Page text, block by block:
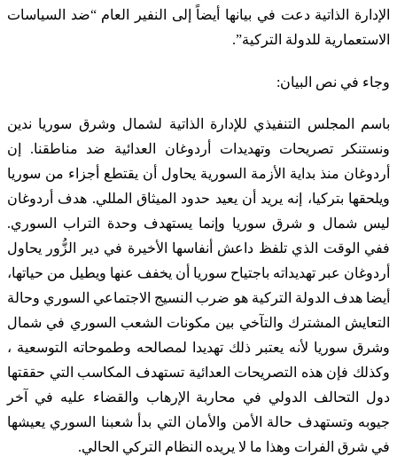
الإدارة الذاتية دعت في بيانها أيضاً إلى النفير العام “ضد السياسات
الاستعمارية للدولة التركية”.
وجاء في نص البيان:
باسم المجلس التنفيذي للإدارة الذاتية لشمال وشرق سوريا ندين
ونستنكر تصريحات وتهديدات أردوغان العدائية ضد مناطقنا. إن
أردوغان منذ بداية الأزمة السورية يحاول أن يقتطع أجزاء من سوريا
ويلحقها بتركيا، إنه يريد أن يعيد حدود الميثاق المللي. هدف أردوغان
ليس شمال و شرق سوريا وإنما يستهدف وحدة التراب السوري.
ففي الوقت الذي تلفظ داعش أنفاسها الأخيرة في دير الزُّور يحاول
أردوغان عبر تهديداته باجتياح سوريا أن يخفف عنها ويطيل من حياتها،
أيضا هدف الدولة التركية هو ضرب النسيج الاجتماعي السوري وحالة
التعايش المشترك والتآخي بين مكونات الشعب السوري في شمال
وشرق سوريا لأنه يعتبر ذلك تهديدا لمصالحه وطموحاته التوسعية ،
وكذلك فإن هذه التصريحات العدائية تستهدف المكاسب التي حققتها
دول التحالف الدولي في محاربة الإرهاب والقضاء عليه في آخر
جيوبه وتستهدف حالة الأمن والأمان التي بدأ شعبنا السوري يعيشها
في شرق الفرات وهذا ما لا يريده النظام التركي الحالي.